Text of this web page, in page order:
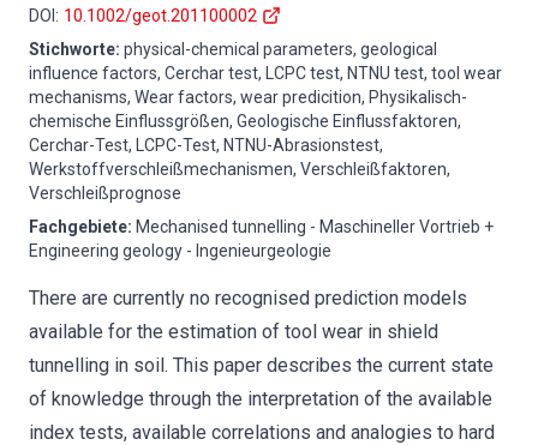
DOI : 10.1002/geot.201100002
Stichworte: physical-chemical parameters, geological
influence factors, Cerchar test, LCPC test, NTNU test, tool wear
mechanisms, Wear factors, wear predicition, Physikalisch-
chemische Einflussgrößen, Geologische Einflussfaktoren,
Cerchar-Test, LCPC-Test, NTNU-Abrasionstest,
Werkstoffverschleißmechanismen, Verschleißfaktoren,
Verschleißprognose
Fachgebiete: Mechanised tunnelling - Maschineller Vortrieb +
Engineering geology - Ingenieurgeologie
There are currently no recognised prediction models
available for the estimation of tool wear in shield
tunnelling in soil. This paper describes the current state
of knowledge through the interpretation of the available
index tests, available correlations and analogies to hard